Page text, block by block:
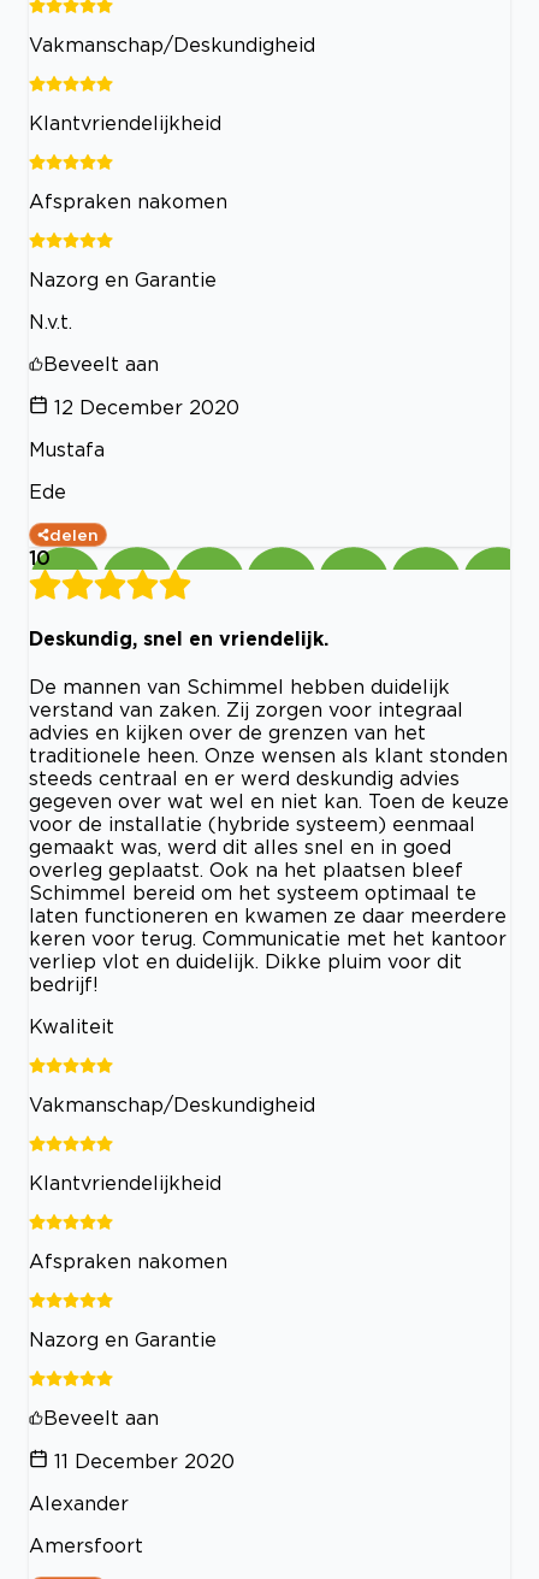
Vakmanschap/Deskundigheid
Klantvriendelijkheid
Afspraken nakomen
Nazorg en Garantie
N.v.t.
Beveelt aan
12 December 2020
Mustafa
Ede
delen
10
Deskundig, snel en vriendelijk.
De mannen van Schimmel hebben duidelijk
verstand van zaken. Zij zorgen voor integraal
advies en kijken over de grenzen van het
traditionele heen. Onze wensen als klant stonden
steeds centraal en er werd deskundig advies
gegeven over wat wel en niet kan. Toen de keuze
voor de installatie (hybride systeem) eenmaal
gemaakt was, werd dit alles snel en in goed
overleg geplaatst. Ook na het plaatsen bleef
Schimmel bereid om het systeem optimaal te
laten functioneren en kwamen ze daar meerdere
keren voor terug. Communicatie met het kantoor
verliep vlot en duidelijk. Dikke pluim voor dit
bedrijf!
Kwaliteit
Vakmanschap/Deskundigheid
Klantvriendelijkheid
Afspraken nakomen
Nazorg en Garantie
Beveelt aan
11 December 2020
Alexander
Amersfoort